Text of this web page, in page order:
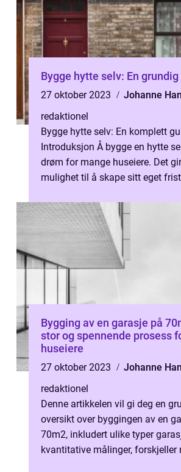
Bygge hytte selv: En
27 oktober 2023
Johanne
redaktionel
Bygge hytte selv: En komplett
Introduksjon Å bygge en hytte
drøm for mange huseiere. Det
mulighet til å skape sitt eget
Bygging av en garasje på
stor og spennende prosess
huseiere
27 oktober 2023
Johanne
redaktionel
Denne artikkelen vil gi deg en
oversikt over byggingen av en
70m2, inkludert ulike typer
kvantitative målinger, forskjeller